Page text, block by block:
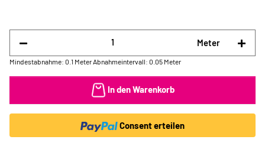
Meter
Mindestabnahme: 0.1 Meter Abnahmeintervall: 0.05 Meter
In den Warenkorb
Consent erteilen